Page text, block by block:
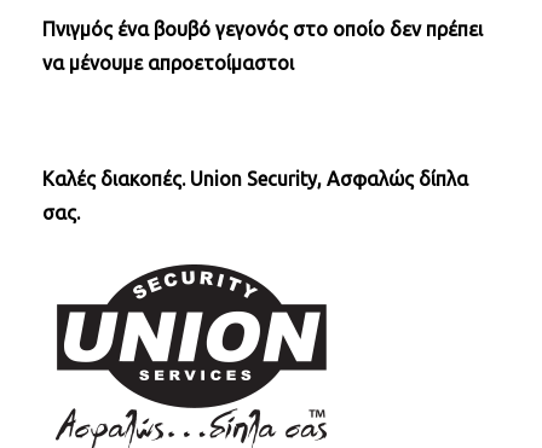
Πνιγμός ένα βουβό γεγονός στο οποίο δεν πρέπει
να μένουμε απροετοίμαστοι
Καλές διακοπές. Union Security, Ασφαλώς δίπλα
σας.